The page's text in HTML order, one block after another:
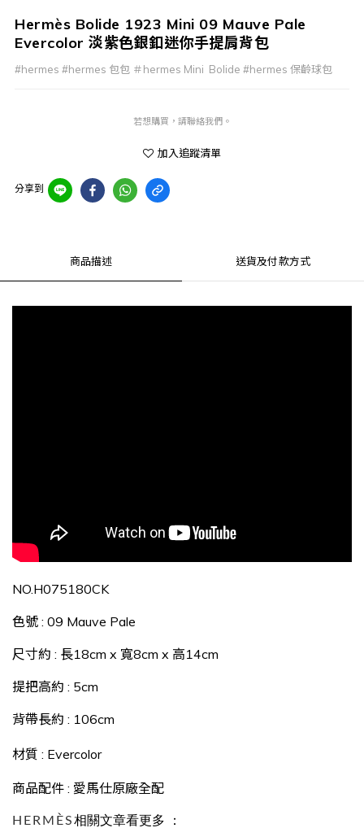
Hermès Bolide 1923 Mini 09 Mauve Pale
Evercolor 淡紫色銀釦迷你手提肩背包
#hermes #hermes 包包 ＃hermes Mini  Bolide #hermes 保齡球包
若想購買，請聯絡我們。
加入追蹤清單
分享到
商品描述 送貨及付款方式
NO.H075180CK
色號 : 09 Mauve Pale
尺寸約 : 長18cm x 寬8cm x 高14cm
提把高約 : 5cm
背帶長約 : 106cm
材質 : Evercolor
商品配件 : 愛馬仕原廠全配
HERMÈS相關文章看更多 ：